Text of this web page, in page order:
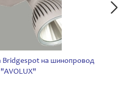
Bridgespot на шинопровод
"AVOLUX"